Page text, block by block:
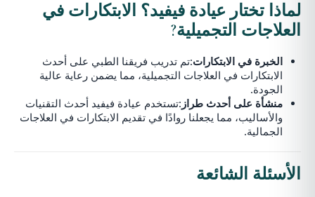
لماذا تختار عيادة فيفيد؟ الابتكارات في
العلاجات التجميلية?
الخبرة في الابتكارات:تم تدريب فريقنا الطبي على أحدث
الابتكارات في العلاجات التجميلية، مما يضمن رعاية عالية
الجودة.
منشأة على أحدث طراز :تستخدم عيادة فيفيد أحدث التقنيات
والأساليب، مما يجعلنا روادًا في تقديم الابتكارات في العلاجات
الجمالية.
الأسئلة الشائعة